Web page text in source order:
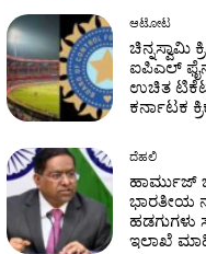
ಆಟೋಟ
ಚಿನ್ನಸ್ವಾಮಿ
ಐಪಿಎಲ್
ಉಚಿತ ಟಿಕೆಟ್
ಕರ್ನಾಟಕ
ದೆಹಲಿ
ಹಾರ್ಮುಜ್
ಭಾರತೀಯ
ಹಡಗುಗಳು
ಇಲಾಖೆ